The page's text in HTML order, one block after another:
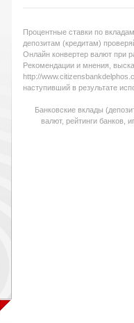
Процентные ставки по
депозитам (кредитам)
Онлайн конвертер валют при
Рекомендации и мнения,
http://
наступивший в результате
Банковские вклады
валют, рейтинги банков,